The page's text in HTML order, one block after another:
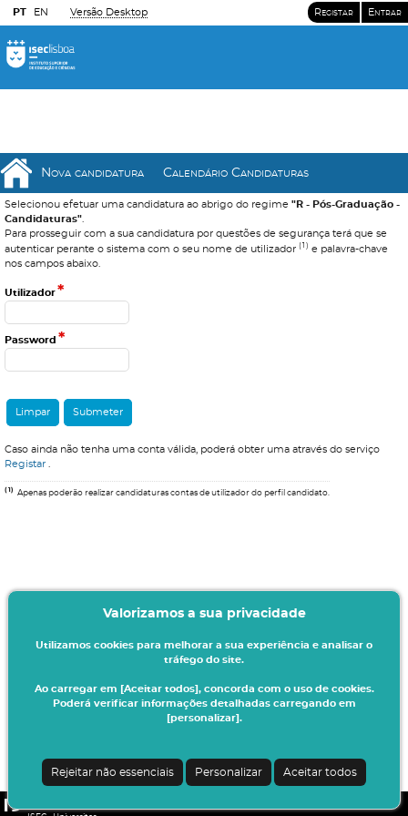
PT EN Versão Desktop Registar Entrar
Nova candidatura Calendário Candidaturas
Selecionou efetuar uma candidatura ao abrigo do regime "R - Pós-Graduação -
Candidaturas"
Para prosseguir com a sua candidatura por questões de segurança terá que se
autenticar perante o sistema com o seu nome de utilizador (1) e palavra-chave
nos campos abaixo.
Utilizador*
Password *
Caso ainda não tenha uma conta válida, poderá obter uma através do serviço
Registar
(1) Apenas poderão realizar candidaturas contas de utilizador do perfil candidato.
Valorizamos a sua privacidade
Utilizamos cookies para melhorar a sua experiência e analisar o
tráfego do site.
Ao carregar em [Aceitar todos], concorda com o uso de cookies.
Poderá verificar informações detalhadas carregando em
[personalizar].
Rejeitar não essenciais Personalizar Aceitar todos